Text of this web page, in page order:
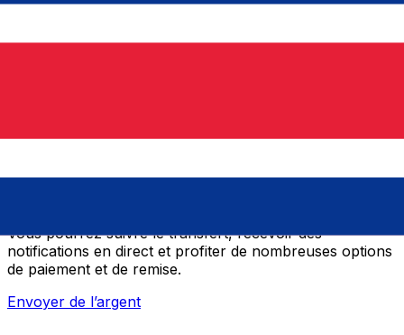
Transferts d'argent internationaux avec Xe
Vous pourrez suivre le transfert, recevoir des
notifications en direct et profiter de nombreuses options
de paiement et de remise.
Envoyer de l’argent